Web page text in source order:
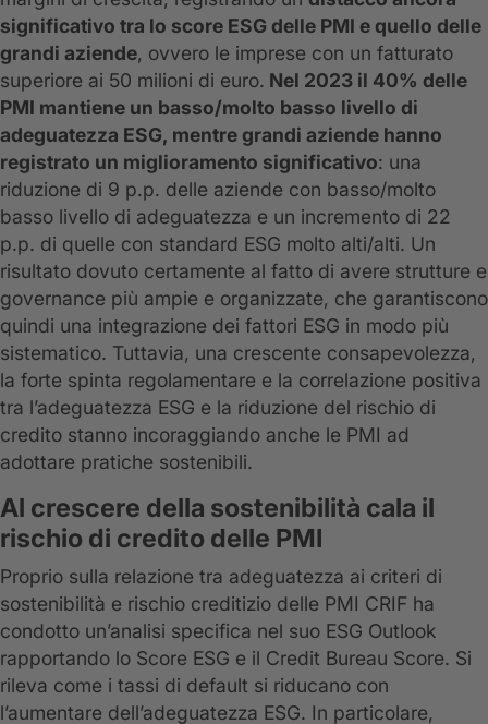
significativo tra lo score ESG delle PMI e quello delle
grandi aziende, ovvero le imprese con un fatturato
superiore ai 50 milioni di euro. Nel 2023 il 40% delle
PMI mantiene un basso/molto basso livello di
adeguatezza ESG, mentre grandi aziende hanno
registrato un miglioramento significativo: una
riduzione di 9 p.p. delle aziende con basso/molto
basso livello di adeguatezza e un incremento di 22
p.p. di quelle con standard ESG molto alti/alti. Un
risultato dovuto certamente al fatto di avere strutture e
governance più ampie e organizzate, che garantiscono
quindi una integrazione dei fattori ESG in modo più
sistematico. Tuttavia, una crescente consapevolezza,
la forte spinta regolamentare e la correlazione positiva
tra l’adeguatezza ESG e la riduzione del rischio di
credito stanno incoraggiando anche le PMI ad
adottare pratiche sostenibili.
Al crescere della sostenibilità cala il
rischio di credito delle PMI
Proprio sulla relazione tra adeguatezza ai criteri di
sostenibilità e rischio creditizio delle PMI CRIF ha
condotto un’analisi specifica nel suo ESG Outlook
rapportando lo Score ESG e il Credit Bureau Score. Si
rileva come i tassi di default si riducano con
l’aumentare dell’adeguatezza ESG. In particolare,